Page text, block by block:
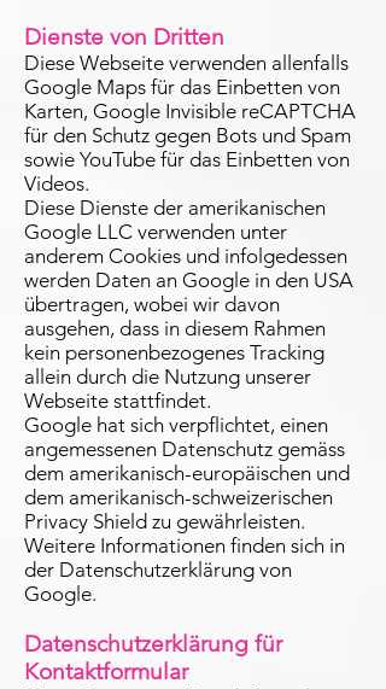
Dienste von Dritten
Diese Webseite verwenden allenfalls
Google Maps für das Einbetten von
Karten, Google Invisible reCAPTCHA
für den Schutz gegen Bots und Spam
sowie YouTube für das Einbetten von
Videos.
Diese Dienste der amerikanischen
Google LLC verwenden unter
anderem Cookies und infolgedessen
werden Daten an Google in den USA
übertragen, wobei wir davon
ausgehen, dass in diesem Rahmen
kein personenbezogenes Tracking
allein durch die Nutzung unserer
Webseite stattfindet.
Google hat sich verpflichtet, einen
angemessenen Datenschutz gemäss
dem amerikanisch-europäischen und
dem amerikanisch-schweizerischen
Privacy Shield zu gewährleisten.
Weitere Informationen finden sich in
der Datenschutzerklärung von
Google.
Datenschutzerklärung für
Kontaktformular